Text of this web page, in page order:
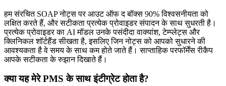
हम संरचित SOAP नोट्स पर आउट ऑफ द बॉक्स 90% विश्वसनीयता को
लक्षित करते हैं, और सटीकता प्रत्येक प्रोवाइडर संपादन के साथ सुधरती है।
प्रत्येक प्रोवाइडर का AI मॉडल उनके पसंदीदा वाक्यांश, टेम्प्लेट्स और
क्लिनिकल शॉर्टहैंड सीखता है, इसलिए जिन नोट्स को आपको सुधारने की
आवश्यकता है वे समय के साथ कम होते जाते हैं। साप्ताहिक परफॉर्मेंस रीकैप
आपके सटीकता के रुझान दिखाते हैं।
क्या यह मेरे PMS के साथ इंटीग्रेट होता है?